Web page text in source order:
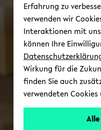
Erfahrung zu
verwenden wir
Interaktionen mit
können Ihre
Wirkung für die
finden Sie auch
verwendeten